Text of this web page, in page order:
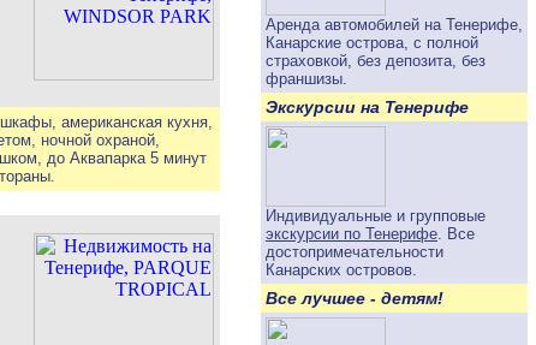
американская кухня,
ночной охраной,
до Аквапарка 5 минут
Аренда автомобилей на Тенерифе,
Канарские острова, с полной
страховкой, без депозита, без
франшизы.
Экскурсии на Тенерифе
Индивидуальные и групповые
экскурсии по Тенерифе. Все
достопримечательности
Канарских островов.
Все лучшее - детям!